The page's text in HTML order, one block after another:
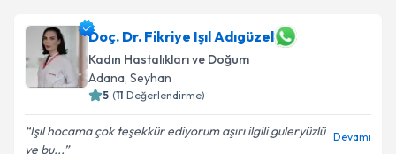
Doç. Dr. Fikriye Işıl Adıgüzel
Kadın Hastalıkları ve Doğum
Adana, Seyhan
5 (11 Değerlendirme)
Işıl hocama çok teşekkür ediyorum aşırı ilgili guleryüzlü
ve bu...
Devamı